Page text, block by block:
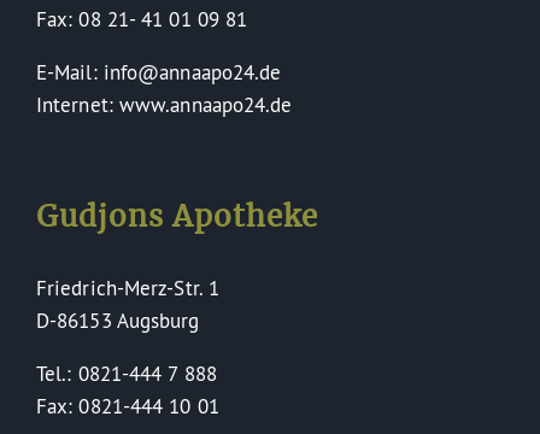
Fax: 08 21- 41 01 09 81
E-Mail: info@annaapo24.de
Internet: www.annaapo24.de
Gudjons Apotheke
Friedrich-Merz-Str. 1
D-86153 Augsburg
Tel.: 0821-444 7 888
Fax: 0821-444 10 01